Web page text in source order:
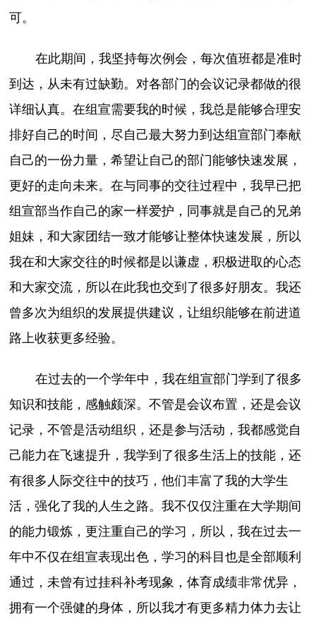
可。
在此期间，我坚持每次例会，每次值班都是准时
到达，从未有过缺勤。对各部门的会议记录都做的很
详细认真。在组宣需要我的时候，我总是能够合理安
排好自己的时间，尽自己最大努力到达组宣部门奉献
自己的一份力量，希望让自己的部门能够快速发展，
更好的走向未来。在与同事的交往过程中，我早已把
组宣部当作自己的家一样爱护，同事就是自己的兄弟
姐妹，和大家团结一致才能够让整体快速发展，所以
我在和大家交往的时候都是以谦虚，积极进取的心态
和大家交流，所以在此我也交到了很多好朋友。我还
曾多次为组织的发展提供建议，让组织能够在前进道
路上收获更多经验。
在过去的一个学年中，我在组宣部门学到了很多
知识和技能，感触颇深。不管是会议布置，还是会议
记录，不管是活动组织，还是参与活动，我都感觉自
己能力在飞速提升，我学到了很多生活上的技能，还
有很多人际交往中的技巧，他们丰富了我的大学生
活，强化了我的人生之路。我不仅仅注重在大学期间
的能力锻炼，更注重自己的学习，所以，我在过去一
年中不仅在组宣表现出色，学习的科目也是全部顺利
通过，未曾有过挂科补考现象，体育成绩非常优异，
拥有一个强健的身体，所以我才有更多精力体力去让